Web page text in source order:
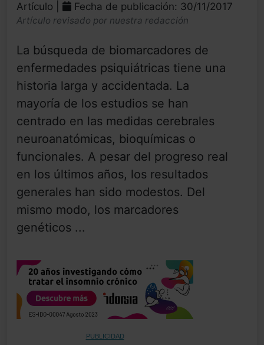
Artículo | Fecha de publicación: 30/11/2017
Artículo revisado por nuestra redacción
La búsqueda de biomarcadores de
enfermedades psiquiátricas tiene una
historia larga y accidentada. La
mayoría de los estudios se han
centrado en las medidas cerebrales
neuroanatómicas, bioquímicas o
funcionales. A pesar del progreso real
en los últimos años, los resultados
generales han sido modestos. Del
mismo modo, los marcadores
genéticos ...
PUBLICIDAD